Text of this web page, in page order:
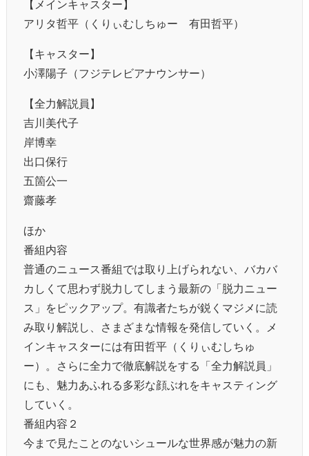
【メインキャスター】
アリタ哲平（くりぃむしちゅー 有田哲平）
【キャスター】
小澤陽子（フジテレビアナウンサー）
【全力解説員】
吉川美代子
岸博幸
出口保行
五箇公一
齋藤孝
ほか
番組内容
普通のニュース番組では取り上げられない、バカバ
カしくて思わず脱力してしまう最新の「脱力ニュー
ス」をピックアップ。有識者たちが鋭くマジメに読
み取り解説し、さまざまな情報を発信していく。メ
インキャスターには有田哲平（くりぃむしちゅ
ー）。さらに全力で徹底解説をする「全力解説員」
にも、魅力あふれる多彩な顔ぶれをキャスティング
していく。
番組内容２
今まで見たことのないシュールな世界感が魅力の新